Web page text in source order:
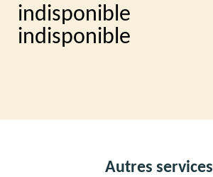
indisponible
indisponible
Autres services